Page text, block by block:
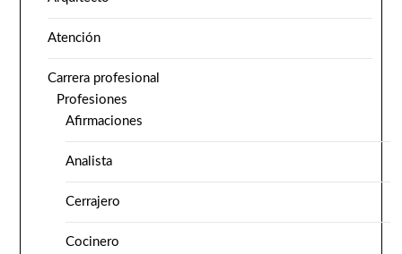
Atención
Carrera profesional
Profesiones
Afirmaciones
Analista
Cerrajero
Cocinero